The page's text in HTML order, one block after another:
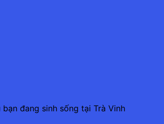
đang sinh sống tại Trà Vinh